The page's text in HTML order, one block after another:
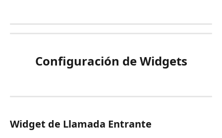
Configuración de Widgets
Widget de Llamada Entrante